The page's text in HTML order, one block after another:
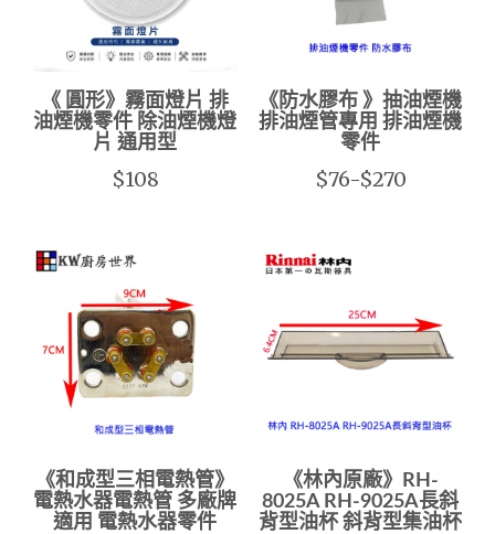
《 圓形》霧面燈片 排
油煙機零件 除油煙機燈
片 通用型
$108
《防水膠布 》抽油煙機
排油煙管專用 排油煙機
零件
$76-$270
《和成型三相電熱管》
電熱水器電熱管 多廠牌
適用 電熱水器零件
《林內原廠》RH-
8025A RH-9025A長斜
背型油杯 斜背型集油杯